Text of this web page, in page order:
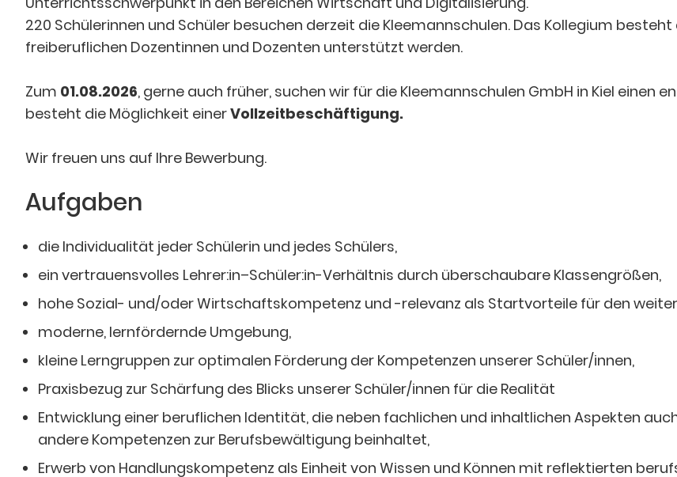
220 Schülerinnen und Schüler besuchen derzeit die Kleemannschulen. Das Kollegium
freiberuflichen Dozentinnen und Dozenten unterstützt werden.
Zum 01.08.2026, gerne auch früher, suchen wir für die Kleemannschulen GmbH in Kiel einen
besteht die Möglichkeit einerVollzeitbeschäftigung.
Wir freuen uns auf Ihre Bewerbung.
Aufgaben
die Individualität jeder Schülerin und jedes Schülers,
ein vertrauensvolles Lehrer:in–Schüler:in-Verhältnis durch überschaubare Klassengrößen,
hohe Sozial- und/oder Wirtschaftskompetenz und -relevanz als Startvorteile für den
moderne, lernfördernde Umgebung,
kleine Lerngruppen zur optimalen Förderung der Kompetenzen unserer Schüler/innen,
Praxisbezug zur Schärfung des Blicks unserer Schüler/innen für die Realität
Entwicklung einer beruflichen Identität, die neben fachlichen und inhaltlichen Aspekten
andere Kompetenzen zur Berufsbewältigung beinhaltet,
Erwerb von Handlungskompetenz als Einheit von Wissen und Können mit reflektierten